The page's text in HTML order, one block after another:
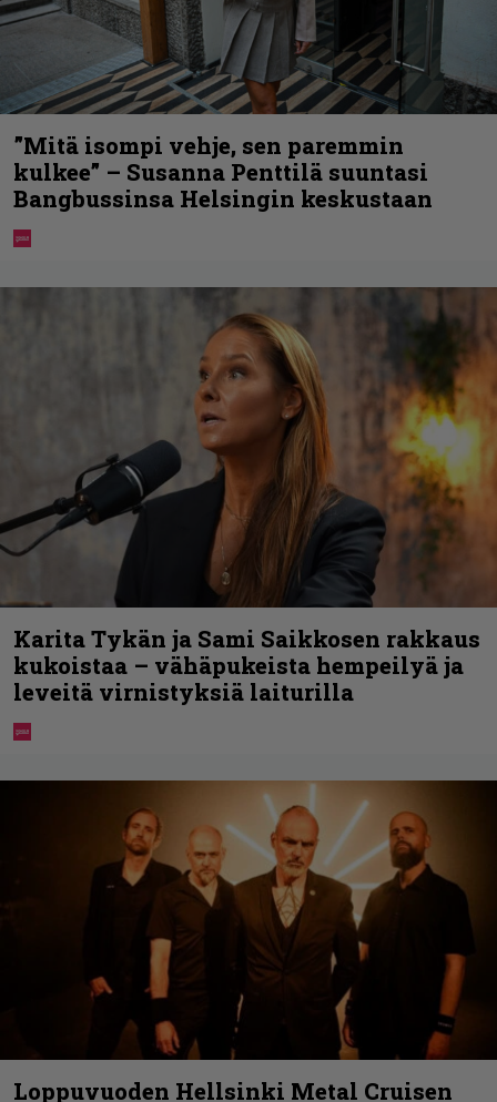
”Mitä isompi vehje, sen paremmin
kulkee” – Susanna Penttilä suuntasi
Bangbussinsa Helsingin keskustaan
Karita Tykän ja Sami Saikkosen rakkaus
kukoistaa – vähäpukeista hempeilyä ja
leveitä virnistyksiä laiturilla
Loppuvuoden Hellsinki Metal Cruisen